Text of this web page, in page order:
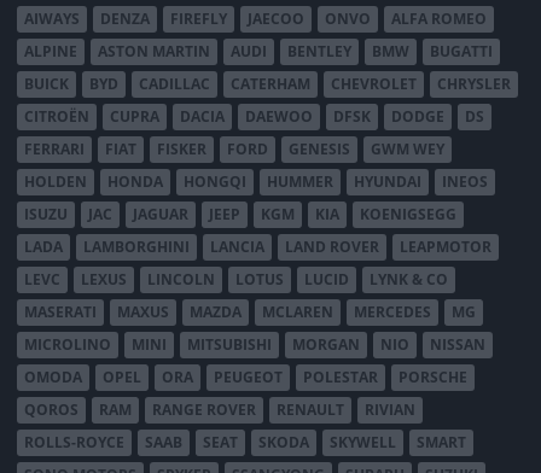
AIWAYS DENZA FIREFLY JAECOO ONVO
ALFA ROMEO
ALPINE
ASTON MARTIN AUDI BENTLEY BMW
BUGATTI
BUICK
BYD CADILLAC CATERHAM CHEVROLET
CHRYSLER
CITROËN
CUPRA DACIA DAEWOO DFSK DODGE
DS
FERRARI
FIAT FISKER FORD GENESIS
GWM WEY
HOLDEN
HONDA HONGQI HUMMER HYUNDAI
INEOS
ISUZU
JAC JAGUAR JEEP KGM KIA
KOENIGSEGG
LADA
LAMBORGHINI LANCIA LAND ROVER
LEAPMOTOR
LEVC
LEXUS LINCOLN LOTUS LUCID
LYNK & CO
MASERATI
MAXUS MAZDA MCLAREN MERCEDES
MG
MICROLINO
MINI MITSUBISHI MORGAN NIO
NISSAN
OMODA
OPEL ORA PEUGEOT POLESTAR
PORSCHE
QOROS
RAM RANGE ROVER RENAULT
RIVIAN
ROLLS-ROYCE
SAAB SEAT SKODA SKYWELL
SMART